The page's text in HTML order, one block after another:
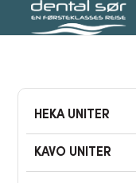
HEKA UNITER
KAVO UNITER